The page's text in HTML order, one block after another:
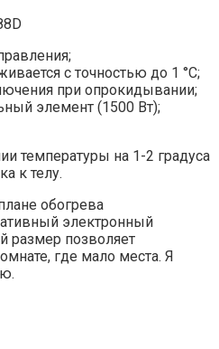
с точностью до 1 °С;
при опрокидывании;
элемент (1500 Вт);
температуры на 1-2 градуса
к телу.
обогрева
электронный
размер позволяет
где мало места. Я